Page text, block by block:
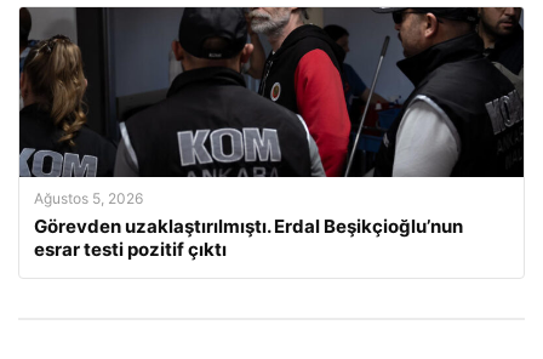
Ağustos 5, 2026
Görevden uzaklaştırılmıştı. Erdal Beşikçioğlu’nun
esrar testi pozitif çıktı